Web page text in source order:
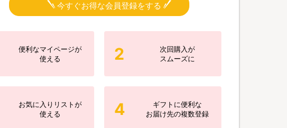
今すぐお得な会員登録をする
便利なマイページが
使える
2
次回購入が
スムーズに
お気に入りリストが
使える
4
ギフトに便利な
お届け先の複数登録